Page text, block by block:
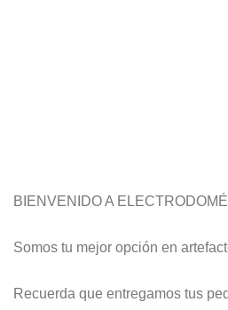
BIENVENIDO A
Somos tu mejor opción en
Recuerda que entregamos tus